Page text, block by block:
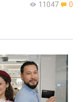
11047 0